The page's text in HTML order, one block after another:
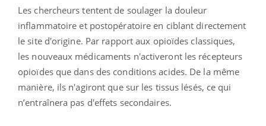
Les chercheurs tentent de soulager la douleur
inflammatoire et postopératoire en ciblant directement
le site d'origine. Par rapport aux opioïdes classiques,
les nouveaux médicaments n'activeront les récepteurs
opioïdes que dans des conditions acides. De la même
manière, ils n'agiront que sur les tissus lésés, ce qui
n’entraînera pas d'effets secondaires.